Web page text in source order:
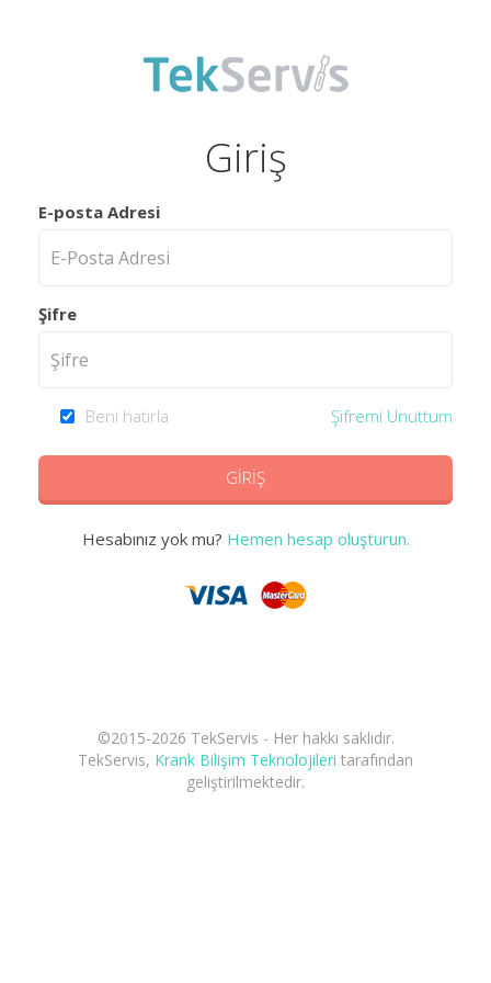
Giriş
E-posta Adresi
Şifre
Beni hatırla Şifremi Unuttum
GİRİŞ
Hesabınız yok mu? Hemen hesap oluşturun.
©2015-2026 TekServis - Her hakkı saklıdır.
TekServis, Krank Bilişim Teknolojileri tarafından
geliştirilmektedir.